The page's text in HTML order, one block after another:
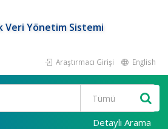
Veri Yönetim Sistemi
Araştırmacı Girişi English
Detaylı Arama